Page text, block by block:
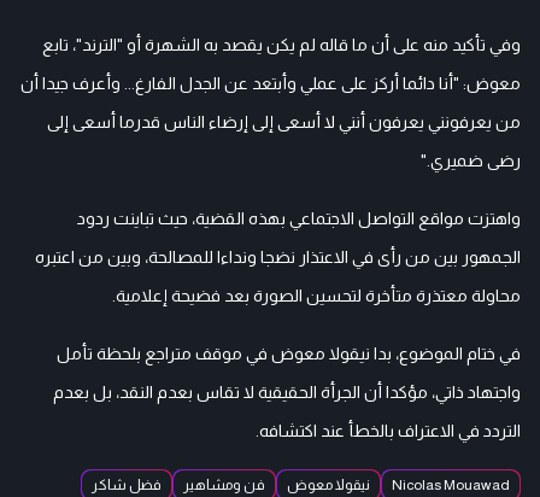
وفي تأكيد منه على أن ما قاله لم يكن يقصد به الشهرة أو "الترند"، تابع
معوض: "أنا دائما أركز على عملي وأبتعد عن الجدل الفارغ... وأعرف جيدا أن
من يعرفونني يعرفون أنني لا أسعى إلى إرضاء الناس قدرما أسعى إلى
رضى ضميري."
واهتزت مواقع التواصل الاجتماعي بهذه القضية، حيث تباينت ردود
الجمهور بين من رأى في الاعتذار نضجا ونداءا للمصالحة، وبين من اعتبره
محاولة معتذرة متأخرة لتحسين الصورة بعد فضيحة إعلامية.
في ختام الموضوع، بدا نيقولا معوض في موقف متراجع بلحظة تأمل
واجتهاد ذاتي، مؤكدا أن الجرأة الحقيقية لا تقاس بعدم النقد، بل بعدم
التردد في الاعتراف بالخطأ عند اكتشافه.
Nicolas Mouawad نيقولا معوض فن ومشاهير
فضل شاكر